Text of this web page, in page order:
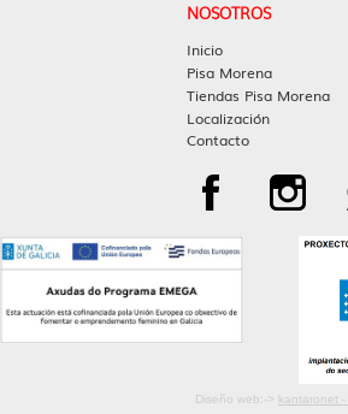
NOSOTROS
Inicio
Pisa Morena
Tiendas Pisa Morena
Localización
Contacto
Diseño web:-> kantaronet